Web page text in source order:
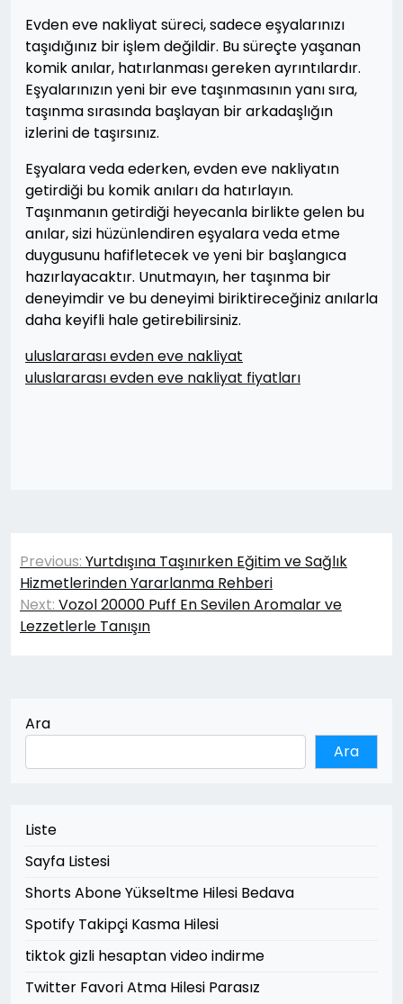
Evden eve nakliyat süreci, sadece eşyalarınızı
taşıdığınız bir işlem değildir. Bu süreçte yaşanan
komik anılar, hatırlanması gereken ayrıntılardır.
Eşyalarınızın yeni bir eve taşınmasının yanı sıra,
taşınma sırasında başlayan bir arkadaşlığın
izlerini de taşırsınız.
Eşyalara veda ederken, evden eve nakliyatın
getirdiği bu komik anıları da hatırlayın.
Taşınmanın getirdiği heyecanla birlikte gelen bu
anılar, sizi hüzünlendiren eşyalara veda etme
duygusunu hafifletecek ve yeni bir başlangıca
hazırlayacaktır. Unutmayın, her taşınma bir
deneyimdir ve bu deneyimi biriktireceğiniz anılarla
daha keyifli hale getirebilirsiniz.
uluslararası evden eve nakliyat
uluslararası evden eve nakliyat fiyatları
Yazı
gezinmesi
Previous: Yurtdışına Taşınırken Eğitim ve Sağlık
Hizmetlerinden Yararlanma Rehberi
Next: Vozol 20000 Puff En Sevilen Aromalar ve
Lezzetlerle Tanışın
Ara
Ara
Liste
Sayfa Listesi
Shorts Abone Yükseltme Hilesi Bedava
Spotify Takipçi Kasma Hilesi
tiktok gizli hesaptan video indirme
Twitter Favori Atma Hilesi Parasız